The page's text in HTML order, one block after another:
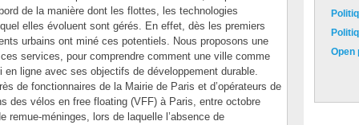
de la manière dont les flottes, les technologies
elles évoluent sont gérés. En effet, dès les premiers
urbains ont miné ces potentiels. Nous proposons une
services, pour comprendre comment une ville comme
ligne avec ses objectifs de développement durable.
de fonctionnaires de la Mairie de Paris et d’opérateurs de
des vélos en free floating (VFF) à Paris, entre octobre
remue-méninges, lors de laquelle l’absence de
Open